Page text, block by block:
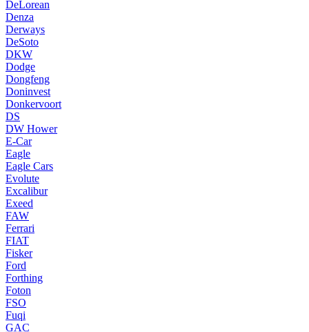
DeLorean
Denza
Derways
DeSoto
DKW
Dodge
Dongfeng
Doninvest
Donkervoort
DS
DW Hower
E-Car
Eagle
Eagle Cars
Evolute
Excalibur
Exeed
FAW
Ferrari
FIAT
Fisker
Ford
Forthing
Foton
FSO
Fuqi
GAC